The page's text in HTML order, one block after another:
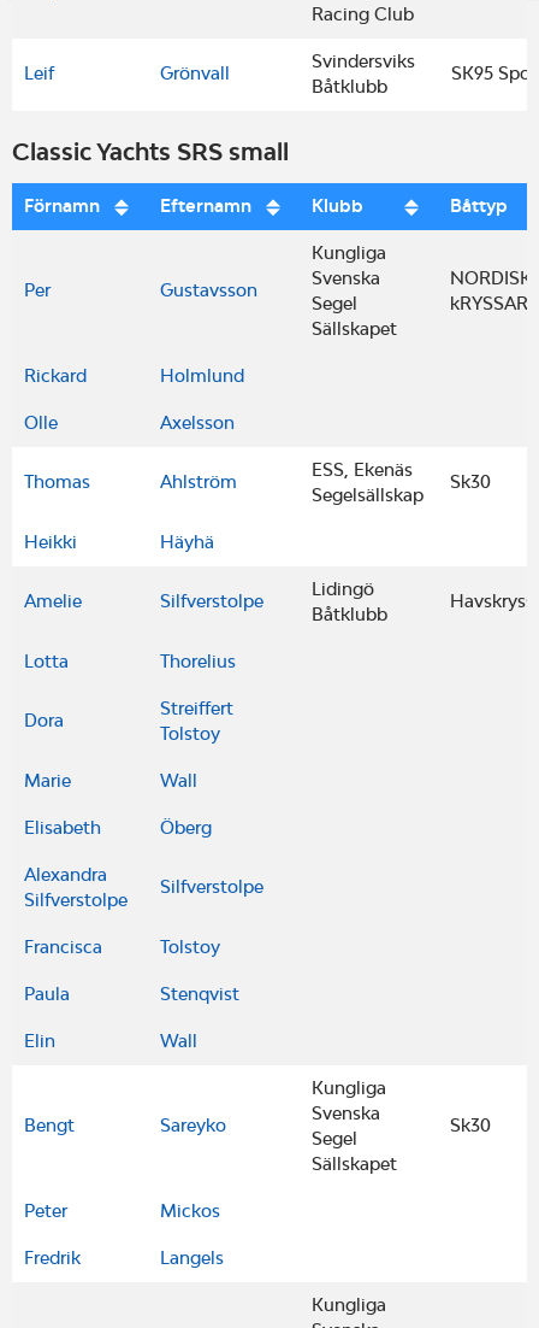
Racing Club
Leif Grönvall
Svindersviks
Båtklubb
SK95
Classic Yachts SRS small
Förnamn Efternamn Klubb Båttyp
Per Gustavsson
Kungliga
Svenska
Segel
Sällskapet
NORDISK
Rickard Holmlund
Olle Axelsson
Thomas Ahlström
ESS, Ekenäs
Segelsällskap
Sk30
Heikki Häyhä
Amelie Silfverstolpe
Lidingö
Båtklubb
Lotta Thorelius
Dora
Streiffert
Tolstoy
Marie Wall
Elisabeth Öberg
Alexandra
Silfverstolpe
Silfverstolpe
Francisca Tolstoy
Paula Stenqvist
Elin Wall
Bengt Sareyko
Kungliga
Svenska
Segel
Sällskapet
Sk30
Peter Mickos
Fredrik Langels
Kungliga